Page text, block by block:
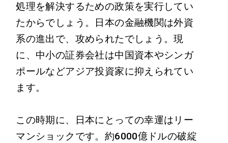
処理を解決するための政策を実行してい
たからでしょう。日本の金融機関は外資
系の進出で、攻められたでしょう。現
に、中小の証券会社は中国資本やシンガ
ポールなどアジア投資家に抑えられてい
ます。
この時期に、日本にとっての幸運はリー
マンショックです。約6000億ドルの破綻